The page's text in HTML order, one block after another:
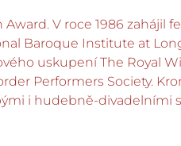
V roce 1986
Baroque Institute at
uskupení The Royal
Performers Society.
i hudebně-divadelními